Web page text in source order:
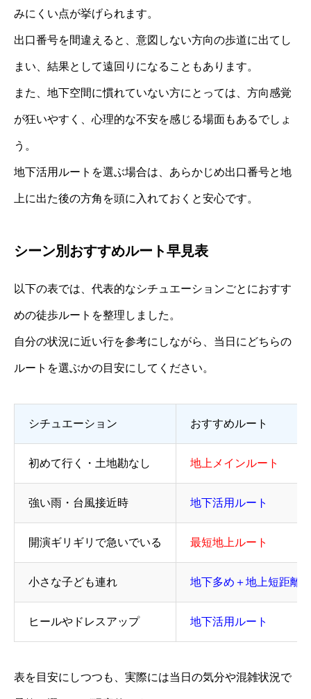
みにくい点が挙げられます。
出口番号を間違えると、意図しない方向の歩道に出てし
まい、結果として遠回りになることもあります。
また、地下空間に慣れていない方にとっては、方向感覚
が狂いやすく、心理的な不安を感じる場面もあるでしょ
う。
地下活用ルートを選ぶ場合は、あらかじめ出口番号と地
上に出た後の方角を頭に入れておくと安心です。
シーン別おすすめルート早見表
以下の表では、代表的なシチュエーションごとにおすす
めの徒歩ルートを整理しました。
自分の状況に近い行を参考にしながら、当日にどちらの
ルートを選ぶかの目安にしてください。
シチュエーション おすすめルート
初めて行く・土地勘なし 地上メインルート
強い雨・台風接近時 地下活用ルート
開演ギリギリで急いでいる 最短地上ルート
小さな子ども連れ 地下多め＋地上短距離
ヒールやドレスアップ 地下活用ルート
表を目安にしつつも、実際には当日の気分や混雑状況で